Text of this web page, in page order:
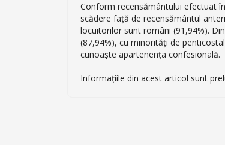
Conform recensământului efectuat
scădere față de recensământul
locuitorilor sunt români (91,94%).
(87,94%), cu minorități de
cunoaște apartenența confesională.
Informațiile din acest articol sunt